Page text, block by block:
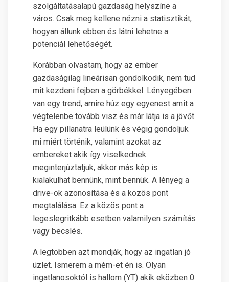
szolgáltatásalapú gazdaság helyszíne a
város. Csak meg kellene nézni a statisztikát,
hogyan állunk ebben és látni lehetne a
potenciál lehetőségét.
Korábban olvastam, hogy az ember
gazdaságilag lineárisan gondolkodik, nem tud
mit kezdeni fejben a görbékkel. Lényegében
van egy trend, amire húz egy egyenest amit a
végtelenbe tovább visz és már látja is a jövőt.
Ha egy pillanatra leülünk és végig gondoljuk
mi miért történik, valamint azokat az
embereket akik így viselkednek
meginterjúztatjuk, akkor más kép is
kialakulhat bennünk, mint bennük. A lényeg a
drive-ok azonosítása és a közös pont
megtalálása. Ez a közös pont a
legeslegritkább esetben valamilyen számítás
vagy becslés.
A legtöbben azt mondják, hogy az ingatlan jó
üzlet. Ismerem a mém-et én is. Olyan
ingatlanosoktól is hallom (YT) akik eközben 0